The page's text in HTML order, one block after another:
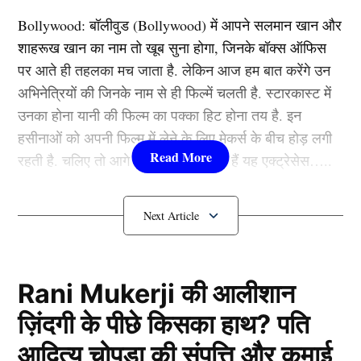
धुल ने जड़ा तूफानी शतक
सीज़न में अपने पहले मैच में सेंट्रल दिल्ली किंग्स का प्रतिनिधित्व
करते हुए, धुल ने नॉर्थ दिल्ली स्ट्राइकर्स के खिलाफ 56 गेंदों में
101 रनों की शानदार पारी खेलकर तुरंत ही अपनी छाप छोड़ी।
पारी की शुरुआत से ही उन्होंने विपक्षी गेंदबाजों की लाइन लेंथ
Bollywood:बॉलीवुड (Bollywood)में आपने सलमान खान और
शाहरूख खान का नाम तो खूब सुना होगा, जिनके बॉक्स ऑफिस
पर आते ही तहलका मच जाता है. लेकिन आज हम बात करेंगे उन
अभिनेत्रियों की जिनके नाम से ही फिल्में चलती है. स्टारकास्ट में
उनका होना यानी की फिल्म का पक्का हिट होना तय है. इन
हसीनाओं को अपनी फिल्म में लेने के लिए मेकर्स के बीच होड़ लगी
रहती है. चलिए तो आगे जानते हैं कौन-कौन हैं यह एक्ट्रेसेस…..
कौन हैंBollywood की यह हसीनाएं?
Padukone)
लिस्ट में पहला नाम अभिनेत्री दीपिका पादुकोण का नाम शामिल हैं.
एक्ट्रेस को बॉक्स ऑफिस की सुपरस्टार कही जाता है. दीपिका ने
Rani Mukerji की आलीशान
ज़िंदगी के पीछे किसका हाथ? पति